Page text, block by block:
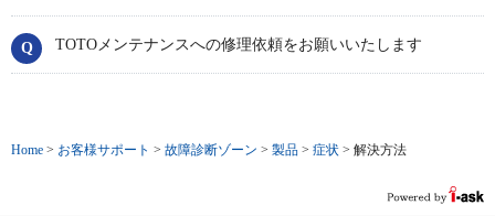
TOTOメンテナンスへの修理依頼をお願いいたします
Home > お客様サポート > 故障診断ゾーン > 製品 > 症状 > 解決方法